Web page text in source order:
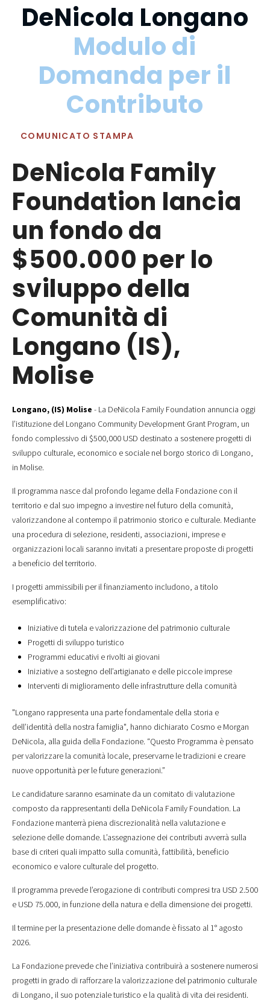
DeNicola Longano
Modulo di
Domanda per il
Contributo
COMUNICATO STAMPA
DeNicola Family
Foundation lancia
un fondo da
$500.000 per lo
sviluppo della
Comunità di
Longano (IS),
Molise
Longano, (IS) Molise - La DeNicola Family Foundation annuncia oggi
l’istituzione del Longano Community Development Grant Program, un
fondo complessivo di $500,000 USD destinato a sostenere progetti di
sviluppo culturale, economico e sociale nel borgo storico di Longano,
in Molise.
Il programma nasce dal profondo legame della Fondazione con il
territorio e dal suo impegno a investire nel futuro della comunità,
valorizzandone al contempo il patrimonio storico e culturale. Mediante
una procedura di selezione, residenti, associazioni, imprese e
organizzazioni locali saranno invitati a presentare proposte di progetti
a beneficio del territorio.
I progetti ammissibili per il finanziamento includono, a titolo
esemplificativo:
Iniziative di tutela e valorizzazione del patrimonio culturale
Progetti di sviluppo turistico
Programmi educativi e rivolti ai giovani
Iniziative a sostegno dell’artigianato e delle piccole imprese
Interventi di miglioramento delle infrastrutture della comunità
"Longano rappresenta una parte fondamentale della storia e
dell’identità della nostra famiglia", hanno dichiarato Cosmo e Morgan
DeNicola, alla guida della Fondazione. “Questo Programma è pensato
per valorizzare la comunità locale, preservarne le tradizioni e creare
nuove opportunità per le future generazioni.”
Le candidature saranno esaminate da un comitato di valutazione
composto da rappresentanti della DeNicola Family Foundation. La
Fondazione manterrà piena discrezionalità nella valutazione e
selezione delle domande. L’assegnazione dei contributi avverrà sulla
base di criteri quali impatto sulla comunità, fattibilità, beneficio
economico e valore culturale del progetto.
Il programma prevede l’erogazione di contributi compresi tra USD 2.500
e USD 75.000, in funzione della natura e della dimensione dei progetti.
Il termine per la presentazione delle domande è fissato al 1° agosto
2026.
La Fondazione prevede che l’iniziativa contribuirà a sostenere numerosi
progetti in grado di rafforzare la valorizzazione del patrimonio culturale
di Longano, il suo potenziale turistico e la qualità di vita dei residenti.